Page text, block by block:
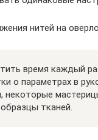
нитей на
время каждый
о параметрах в
некоторые
тканей.